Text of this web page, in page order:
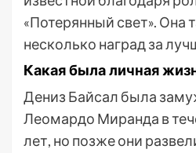
«Потерянный свет». Она
несколько наград за
Какая была личная
Дениз Байсал была
Леомардо Миранда в
лет, но позже они